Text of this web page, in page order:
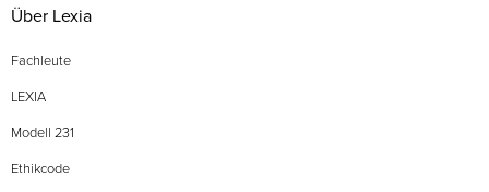
Über Lexia
Fachleute
LEXIA
Modell 231
Ethikcode